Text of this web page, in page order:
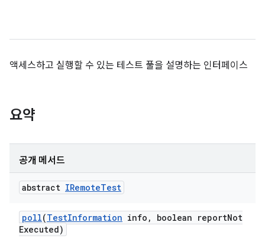
액세스하고 실행할 수 있는 테스트 풀을 설명하는 인터페이스
요약
공개 메서드
abstract IRemoteTest
poll(TestInformation info , boolean reportNot
Executed)